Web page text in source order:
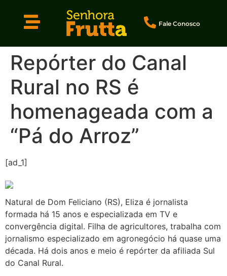
Fale Conosco
Repórter do Canal
Rural no RS é
homenageada com a
“Pá do Arroz”
[ad_1]
Natural de Dom Feliciano (RS), Eliza é jornalista
formada há 15 anos e especializada em TV e
convergência digital. Filha de agricultores, trabalha com
jornalismo especializado em agronegócio há quase uma
década. Há dois anos e meio é repórter da afiliada Sul
do Canal Rural.